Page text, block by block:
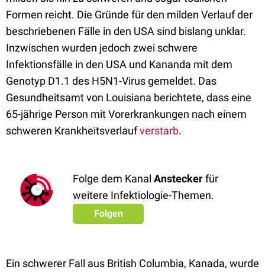
Formen reicht. Die Gründe für den milden Verlauf der
beschriebenen Fälle in den USA sind bislang unklar.
Inzwischen wurden jedoch zwei schwere
Infektionsfälle in den USA und Kananda mit dem
Genotyp D1.1 des H5N1-Virus gemeldet. Das
Gesundheitsamt von Louisiana berichtete, dass eine
65-jährige Person mit Vorerkrankungen nach einem
schweren Krankheitsverlaufverstarb.
Folge dem Kanal Ansteckerfür
weitere Infektiologie-Themen.
Folgen
Ein schwerer Fall aus British Columbia, Kanada, wurde